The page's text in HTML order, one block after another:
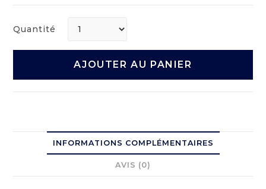
Quantité
AJOUTER AU PANIER
INFORMATIONS COMPLÉMENTAIRES
AVIS (0)